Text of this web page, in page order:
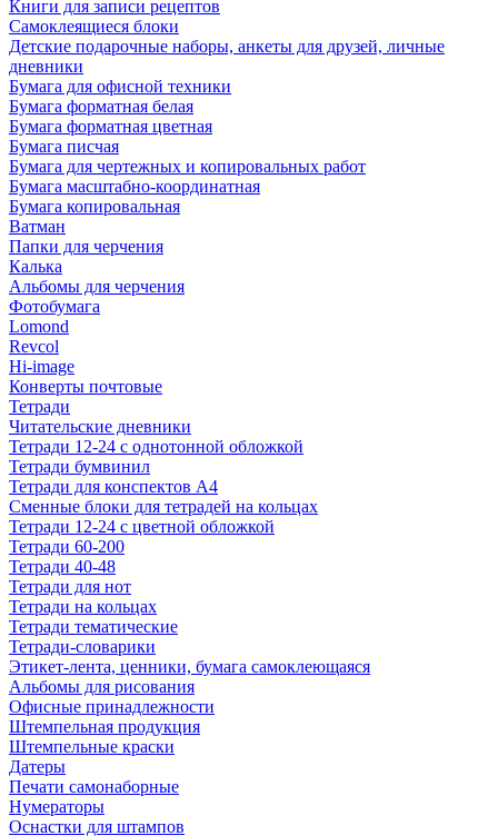
Книги для записи рецептов
Самоклеящиеся блоки
Детские подарочные наборы, анкеты для друзей, личные
дневники
Бумага для офисной техники
Бумага форматная белая
Бумага форматная цветная
Бумага писчая
Бумага для чертежных и копировальных работ
Бумага масштабно-координатная
Бумага копировальная
Ватман
Папки для черчения
Калька
Альбомы для черчения
Фотобумага
Lomond
Revcol
Hi-image
Конверты почтовые
Тетради
Читательские дневники
Тетради 12-24 с однотонной обложкой
Тетради бумвинил
Тетради для конспектов А4
Сменные блоки для тетрадей на кольцах
Тетради 12-24 с цветной обложкой
Тетради 60-200
Тетради 40-48
Тетради для нот
Тетради на кольцах
Тетради тематические
Тетради-словарики
Этикет-лента, ценники, бумага самоклеющаяся
Альбомы для рисования
Офисные принадлежности
Штемпельная продукция
Штемпельные краски
Датеры
Печати самонаборные
Нумераторы
Оснастки для штампов